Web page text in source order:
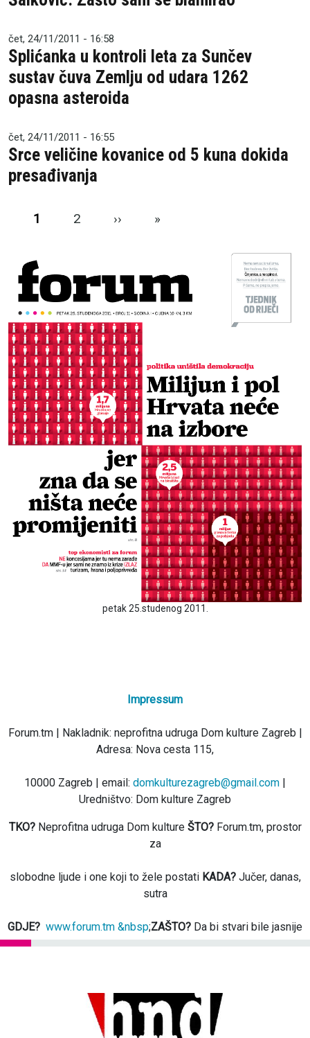
čet, 24/11/2011 - 16:58
Splićanka u kontroli leta za Sunčev
sustav čuva Zemlju od udara 1262
opasna asteroida
čet, 24/11/2011 - 16:55
Srce veličine kovanice od 5 kuna dokida
presađivanja
Pagination
1 2 ›› Next page
»
petak 25.studenog 2011.
Impressum
Forum.tm | Nakladnik: neprofitna udruga Dom kulture Zagreb |
Adresa: Nova cesta 115,
10000 Zagreb | email: domkulturezagreb@gmail.com |
Uredništvo: Dom kulture Zagreb
TKO?Neprofitna udruga Dom kulture ŠTO?Forum.tm, prostor
za
slobodne ljude i one koji to žele postati KADA?Jučer, danas,
sutra
GDJE? www.forum.tm &nbsp;ZAŠTO? Da bi stvari bile jasnije